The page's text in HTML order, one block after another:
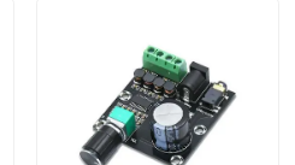
بازدید از کارخانه